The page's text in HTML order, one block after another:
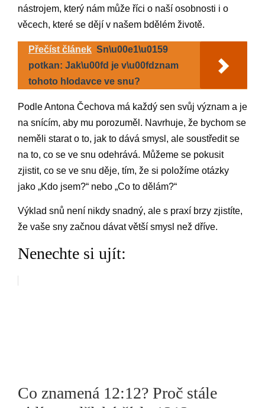
nástrojem, který nám může říci o naší osobnosti i o
věcech, které se dějí v našem bdělém životě.
Přečíst článek Sn\u00e1\u0159
potkan: Jak\u00fd je v\u00fdznam
tohoto hlodavce ve snu?
Podle Antona Čechova má každý sen svůj význam a je
na snícím, aby mu porozuměl. Navrhuje, že bychom se
neměli starat o to, jak to dává smysl, ale soustředit se
na to, co se ve snu odehrává. Můžeme se pokusit
zjistit, co se ve snu děje, tím, že si položíme otázky
jako „Kdo jsem?“ nebo „Co to dělám?“
Výklad snů není nikdy snadný, ale s praxí brzy zjistíte,
že vaše sny začnou dávat větší smysl než dříve.
Nenechte si ujít:
Co znamená 12:12? Proč stále